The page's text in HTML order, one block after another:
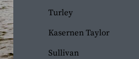
Turley
Kasernen Taylor
Sullivan